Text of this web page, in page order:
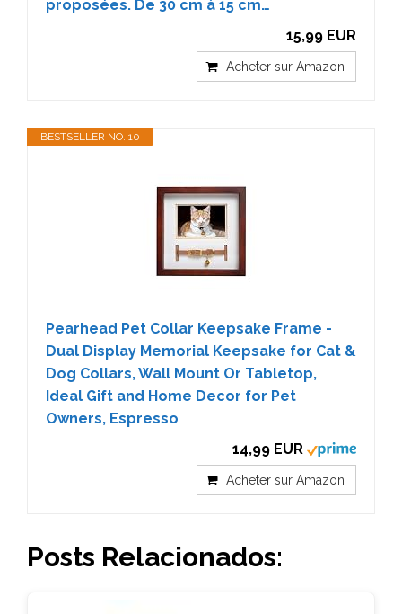
proposées. De 30 cm à 15 cm…
15,99 EUR
Acheter sur Amazon
BESTSELLER NO. 10
Pearhead Pet Collar Keepsake Frame -
Dual Display Memorial Keepsake for Cat &
Dog Collars, Wall Mount Or Tabletop,
Ideal Gift and Home Decor for Pet
Owners, Espresso
14,99 EUR
Acheter sur Amazon
Posts Relacionados: